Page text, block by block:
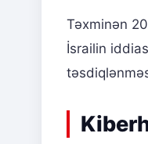
Təxminən
İsrailin